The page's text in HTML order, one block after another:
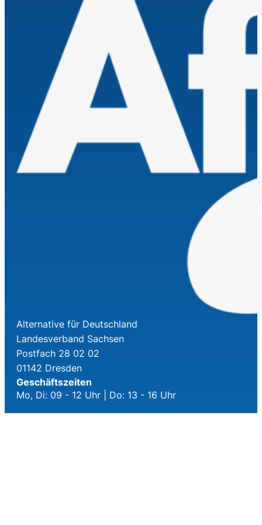
Alternative für Deutschland
Landesverband Sachsen
Postfach 28 02 02
01142 Dresden
Geschäftszeiten
Mo, Di: 09 - 12 Uhr | Do: 13 - 16 Uhr